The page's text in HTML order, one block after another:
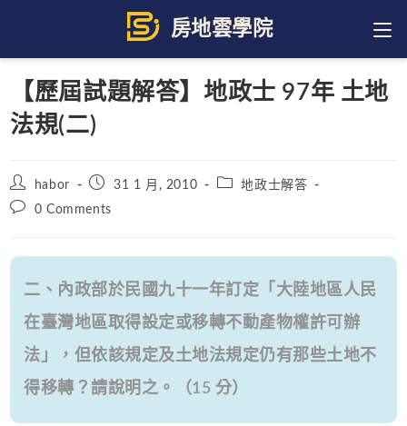
content
【歷屆試題解答】地政士 97年 土地
法規(二)
Post
author:
habor
Post31 1 月, 2010
Post地政士解答
Post0 Comments
二、內政部於民國九十一年訂定「大陸地區人民
在臺灣地區取得設定或移轉不動產物權許可辦
法」，但依該規定及土地法規定仍有那些土地不
得移轉？請說明之。（15 分）